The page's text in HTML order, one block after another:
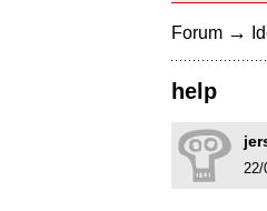
Forum →
help
22/